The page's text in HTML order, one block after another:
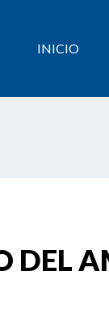
INICIO
DEL